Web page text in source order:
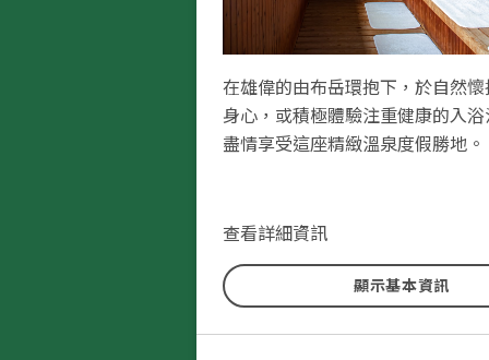
在雄偉的由布岳環抱下，於自然
身心，或積極體驗注重健康的入
盡情享受這座精緻溫泉度假勝地。
查看詳細資訊
顯示基本資訊